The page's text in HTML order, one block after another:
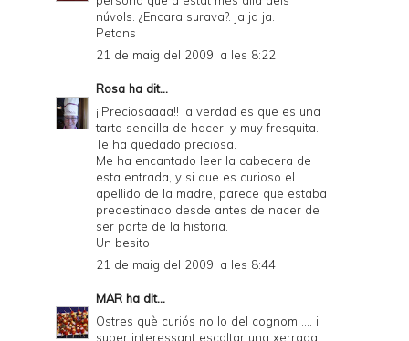
núvols. ¿Encara surava?. ja ja ja.
Petons
21 de maig del 2009, a les 8:22
Rosa ha dit...
¡¡Preciosaaaa!! la verdad es que es una
tarta sencilla de hacer, y muy fresquita.
Te ha quedado preciosa.
Me ha encantado leer la cabecera de
esta entrada, y si que es curioso el
apellido de la madre, parece que estaba
predestinado desde antes de nacer de
ser parte de la historia.
Un besito
21 de maig del 2009, a les 8:44
MAR ha dit...
Ostres què curiós no lo del cognom .... i
super interessant escoltar una xerrada